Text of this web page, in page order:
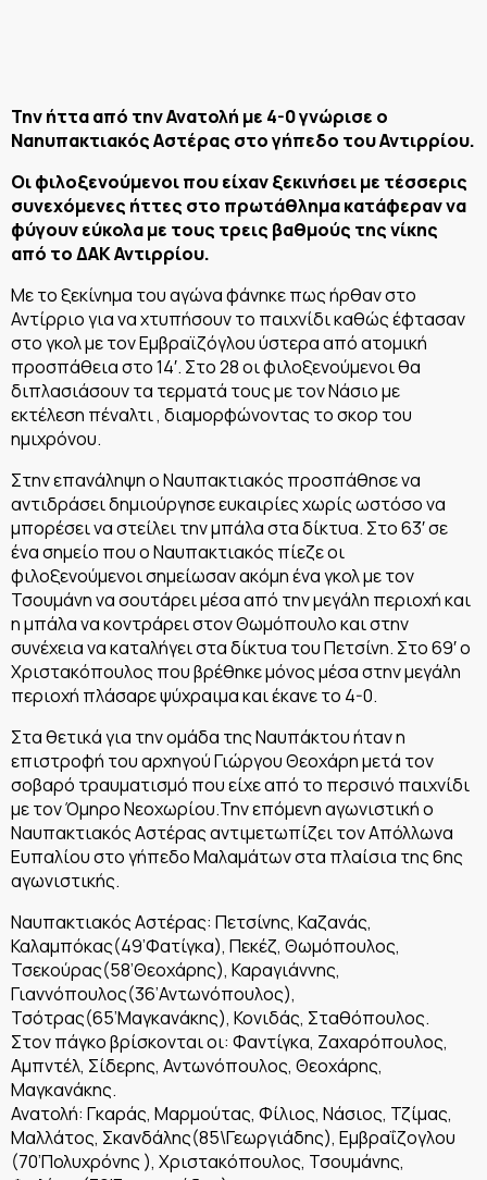
Την ήττα από την Ανατολή με 4-0 γνώρισε ο
Ναηυπακτιακός Αστέρας στο γήπεδο του Αντιρρίου.
Οι φιλοξενούμενοι που είχαν ξεκινήσει με τέσσερις
συνεχόμενες ήττες στο πρωτάθλημα κατάφεραν να
φύγουν εύκολα με τους τρεις βαθμούς της νίκης
από το ΔΑΚ Αντιρρίου.
Με το ξεκίνημα του αγώνα φάνηκε πως ήρθαν στο
Αντίρριο για να χτυπήσουν το παιχνίδι καθώς έφτασαν
στο γκολ με τον Εμβραϊζόγλου ύστερα από ατομική
προσπάθεια στο 14′. Στο 28 οι φιλοξενούμενοι θα
διπλασιάσουν τα τερματά τους με τον Νάσιο με
εκτέλεση πέναλτι , διαμορφώνοντας το σκορ του
ημιχρόνου.
Στην επανάληψη ο Ναυπακτιακός προσπάθησε να
αντιδράσει δημιούργησε ευκαιρίες χωρίς ωστόσο να
μπορέσει να στείλει την μπάλα στα δίκτυα. Στο 63′ σε
ένα σημείο που ο Ναυπακτιακός πίεζε οι
φιλοξενούμενοι σημείωσαν ακόμη ένα γκολ με τον
Τσουμάνη να σουτάρει μέσα από την μεγάλη περιοχή και
η μπάλα να κοντράρει στον Θωμόπουλο και στην
συνέχεια να καταλήγει στα δίκτυα του Πετσίνη. Στο 69′ ο
Χριστακόπουλος που βρέθηκε μόνος μέσα στην μεγάλη
περιοχή πλάσαρε ψύχραιμα και έκανε το 4-0.
Στα θετικά για την ομάδα της Ναυπάκτου ήταν η
επιστροφή του αρχηγού Γιώργου Θεοχάρη μετά τον
σοβαρό τραυματισμό που είχε από το περσινό παιχνίδι
με τον Όμηρο Νεοχωρίου.Την επόμενη αγωνιστική ο
Ναυπακτιακός Αστέρας αντιμετωπίζει τον Απόλλωνα
Ευπαλίου στο γήπεδο Μαλαμάτων στα πλαίσια της 6ης
αγωνιστικής.
Ναυπακτιακός Αστέρας: Πετσίνης, Καζανάς,
Καλαμπόκας(49’Φατίγκα), Πεκέζ, Θωμόπουλος,
Τσεκούρας(58’Θεοχάρης), Καραγιάννης,
Γιαννόπουλος(36’Αντωνόπουλος),
Τσότρας(65’Μαγκανάκης), Κονιδάς, Σταθόπουλος.
Στον πάγκο βρίσκονται οι: Φαντίγκα, Ζαχαρόπουλος,
Αμπντέλ, Σίδερης, Αντωνόπουλος, Θεοχάρης,
Μαγκανάκης.
Ανατολή: Γκαράς, Μαρμούτας, Φίλιος, Νάσιος, Τζίμας,
Μαλλάτος, Σκανδάλης(85\Γεωργιάδης), Εμβραΐζογλου
(70’Πολυχρόνης ), Χριστακόπουλος, Τσουμάνης,